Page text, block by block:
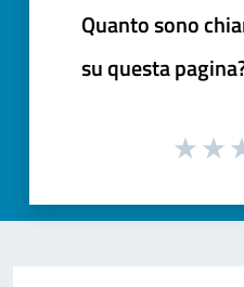
Quanto sono
su questa